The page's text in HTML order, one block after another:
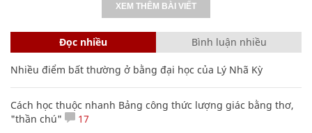
XEM THÊM BÀI VIẾT
Đọc nhiều Bình luận nhiều
Nhiều điểm bất thường ở bằng đại học của Lý Nhã Kỳ
Cách học thuộc nhanh Bảng công thức lượng giác bằng thơ,
"thần chú"
17